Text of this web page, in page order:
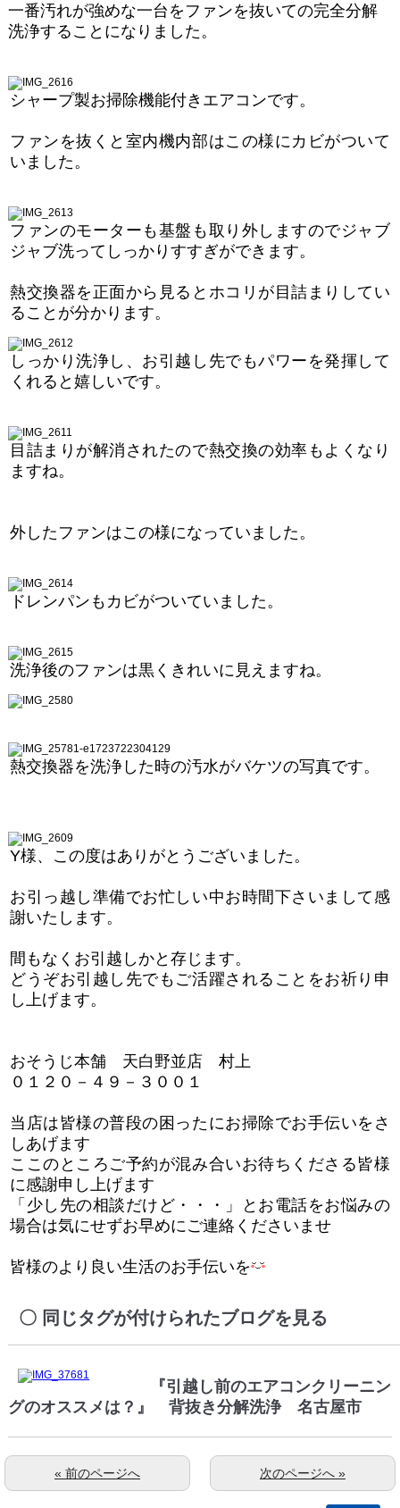
一番汚れが強めな一台をファンを抜いての完全分解
洗浄することになりました。
シャープ製お掃除機能付きエアコンです。
ファンを抜くと室内機内部はこの様にカビがついて
いました。
ファンのモーターも基盤も取り外しますのでジャブ
ジャブ洗ってしっかりすすぎができます。
熱交換器を正面から見るとホコリが目詰まりしてい
ることが分かります。
しっかり洗浄し、お引越し先でもパワーを発揮して
くれると嬉しいです。
目詰まりが解消されたので熱交換の効率もよくなり
ますね。
外したファンはこの様になっていました。
ドレンパンもカビがついていました。
洗浄後のファンは黒くきれいに見えますね。
熱交換器を洗浄した時の汚水がバケツの写真です。
Y様、この度はありがとうございました。
お引っ越し準備でお忙しい中お時間下さいまして感
謝いたします。
間もなくお引越しかと存じます。
どうぞお引越し先でもご活躍されることをお祈り申
し上げます。
おそうじ本舗 天白野並店 村上
０１２０－４９－３００１
当店は皆様の普段の困ったにお掃除でお手伝いをさ
しあげます
ここのところご予約が混み合いお待ちくださる皆様
に感謝申し上げます
「少し先の相談だけど・・・」とお電話をお悩みの
場合は気にせずお早めにご連絡くださいませ
皆様のより良い生活のお手伝いを
同じタグが付けられたブログを見る
『引越し前のエアコンクリーニン
グのオススメは？』 背抜き分解洗浄 名古屋市
次のページへ »
« 前のページへ